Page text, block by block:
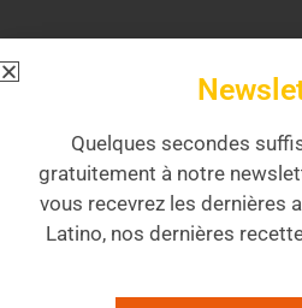
CALEBASSE
Lire la
Quelques secondes
gratuitement à notre
vous recevrez les dernières
Latino, nos dernières